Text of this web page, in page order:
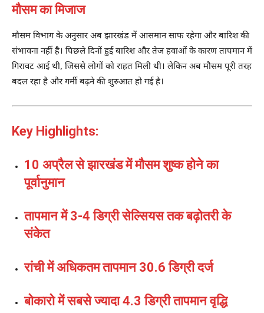
मौसम का मिजाज
मौसम विभाग के अनुसार अब झारखंड में आसमान साफ रहेगा और बारिश की
संभावना नहीं है। पिछले दिनों हुई बारिश और तेज हवाओं के कारण तापमान में
गिरावट आई थी, जिससे लोगों को राहत मिली थी। लेकिन अब मौसम पूरी तरह
बदल रहा है और गर्मी बढ़ने की शुरुआत हो गई है।
Key Highlights:
10 अप्रैल से झारखंड में मौसम शुष्क होने का
पूर्वानुमान
तापमान में 3-4 डिग्री सेल्सियस तक बढ़ोतरी के
संकेत
रांची में अधिकतम तापमान 30.6 डिग्री दर्ज
बोकारो में सबसे ज्यादा 4.3 डिग्री तापमान वृद्धि